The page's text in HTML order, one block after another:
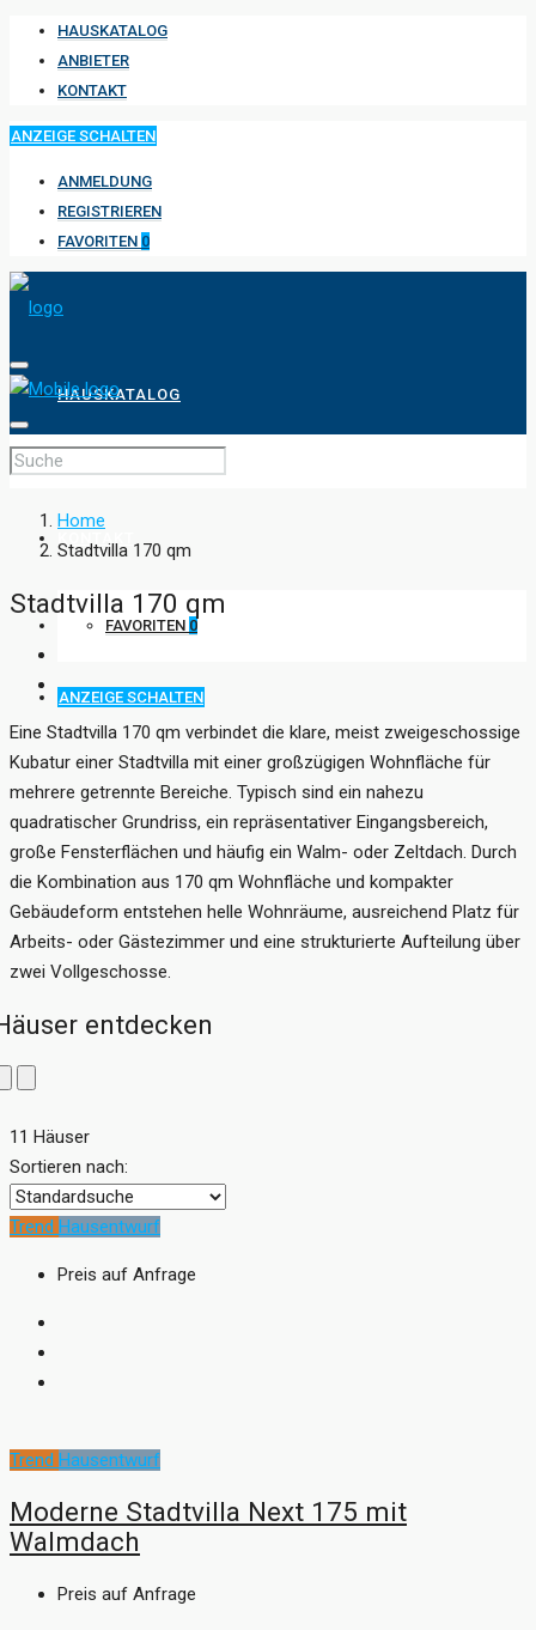
HAUSKATALOG
ANBIETER
KONTAKT
ANZEIGE SCHALTEN
ANMELDUNG
REGISTRIEREN
FAVORITEN 0
HAUSKATALOG
ANBIETER
FAVORITEN 0
ANZEIGE SCHALTEN
Home
Stadtvilla 170 qm
Stadtvilla 170 qm
Eine Stadtvilla 170 qm verbindet die klare, meist zweigeschossige
Kubatur einer Stadtvilla mit einer großzügigen Wohnfläche für
mehrere getrennte Bereiche. Typisch sind ein nahezu
quadratischer Grundriss, ein repräsentativer Eingangsbereich,
große Fensterflächen und häufig ein Walm- oder Zeltdach. Durch
die Kombination aus 170 qm Wohnfläche und kompakter
Gebäudeform entstehen helle Wohnräume, ausreichend Platz für
Arbeits- oder Gästezimmer und eine strukturierte Aufteilung über
zwei Vollgeschosse.
entdecken
11 Häuser
Sortieren nach:
Trend Hausentwurf
Preis auf Anfrage
Trend Hausentwurf
Moderne Stadtvilla Next 175 mit
Walmdach
Preis auf Anfrage